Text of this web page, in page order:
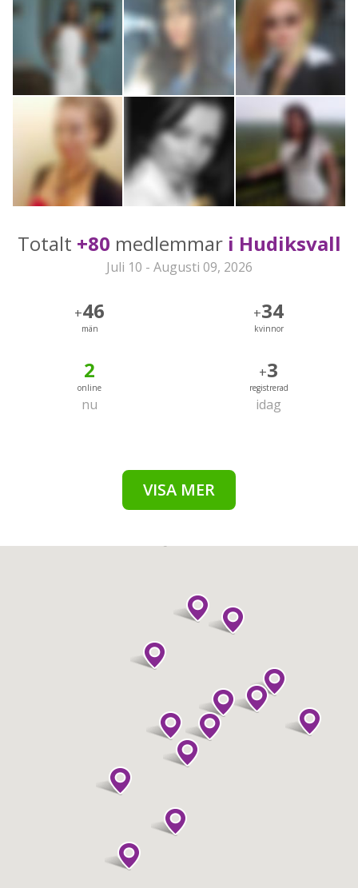
Totalt +80 medlemmar i Hudiksvall
Juli 10 - Augusti 09, 2026
+46
män
+34
kvinnor
2
online
nu
+3
registrerad
idag
VISA MER